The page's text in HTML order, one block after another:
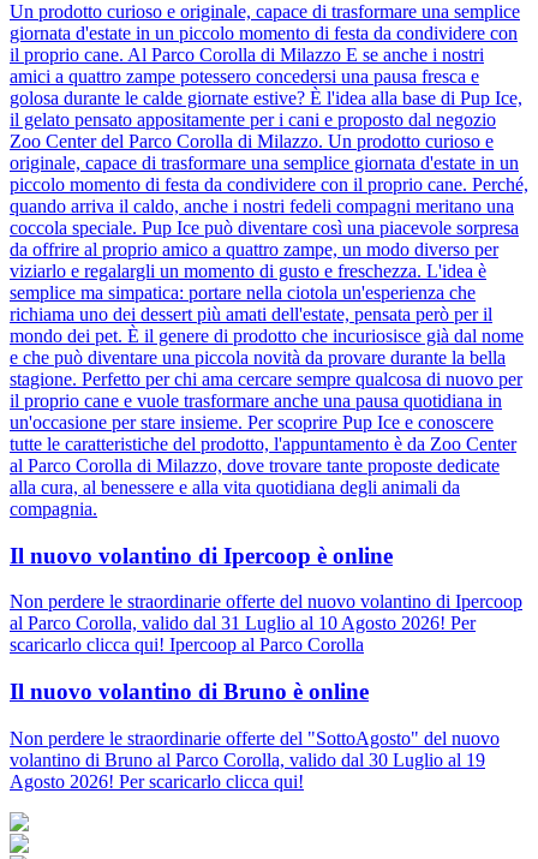
Un prodotto curioso e originale, capace di trasformare una semplice
giornata d'estate in un piccolo momento di festa da condividere con
il proprio cane. Al Parco Corolla di Milazzo E se anche i nostri
amici a quattro zampe potessero concedersi una pausa fresca e
golosa durante le calde giornate estive? È l'idea alla base di Pup Ice,
il gelato pensato appositamente per i cani e proposto dal negozio
Zoo Center del Parco Corolla di Milazzo. Un prodotto curioso e
originale, capace di trasformare una semplice giornata d'estate in un
piccolo momento di festa da condividere con il proprio cane. Perché,
quando arriva il caldo, anche i nostri fedeli compagni meritano una
coccola speciale. Pup Ice può diventare così una piacevole sorpresa
da offrire al proprio amico a quattro zampe, un modo diverso per
viziarlo e regalargli un momento di gusto e freschezza. L'idea è
semplice ma simpatica: portare nella ciotola un'esperienza che
richiama uno dei dessert più amati dell'estate, pensata però per il
mondo dei pet. È il genere di prodotto che incuriosisce già dal nome
e che può diventare una piccola novità da provare durante la bella
stagione. Perfetto per chi ama cercare sempre qualcosa di nuovo per
il proprio cane e vuole trasformare anche una pausa quotidiana in
un'occasione per stare insieme. Per scoprire Pup Ice e conoscere
tutte le caratteristiche del prodotto, l'appuntamento è da Zoo Center
al Parco Corolla di Milazzo, dove trovare tante proposte dedicate
alla cura, al benessere e alla vita quotidiana degli animali da
compagnia.
Il nuovo volantino di Ipercoop è online
Non perdere le straordinarie offerte del nuovo volantino di Ipercoop
al Parco Corolla, valido dal 31 Luglio al 10 Agosto 2026! Per
scaricarlo clicca qui! Ipercoop al Parco Corolla
Il nuovo volantino di Bruno è online
Non perdere le straordinarie offerte del "SottoAgosto" del nuovo
volantino di Bruno al Parco Corolla, valido dal 30 Luglio al 19
Agosto 2026! Per scaricarlo clicca qui!